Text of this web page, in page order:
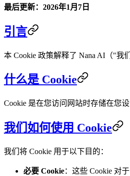
最后更新：2026年1月7日
引言
本 Cookie 政策解释了 Nana AI（"
什么是 Cookie
Cookie 是在您访问网站时存储在您
我们如何使用 Cookie
我们将 Cookie 用于以下目的：
必要 Cookie：这些 Cookie 对